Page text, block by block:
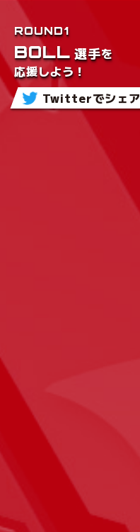
ROUND1
BOLL 選手を
応援しよう！
Twitterでシェア